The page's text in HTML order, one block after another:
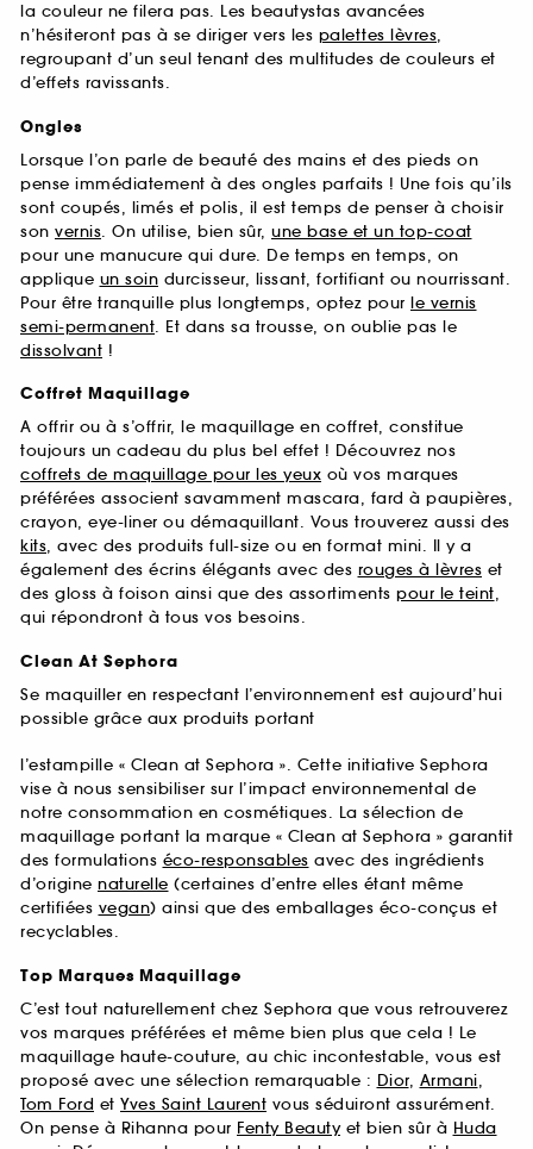
la couleur ne filera pas. Les beautystas avancées
n’hésiteront pas à se diriger vers les palettes lèvres,
regroupant d’un seul tenant des multitudes de couleurs et
d’effets ravissants.
Ongles
Lorsque l’on parle de beauté des mains et des pieds on
pense immédiatement à des ongles parfaits ! Une fois qu’ils
sont coupés, limés et polis, il est temps de penser à choisir
son vernis. On utilise, bien sûr, une base et un top-coat
pour une manucure qui dure. De temps en temps, on
applique un soin durcisseur, lissant, fortifiant ou nourrissant.
Pour être tranquille plus longtemps, optez pour le vernis
semi-permanent. Et dans sa trousse, on oublie pas le
dissolvant !
Coffret Maquillage
A offrir ou à s’offrir, le maquillage en coffret, constitue
toujours un cadeau du plus bel effet ! Découvrez nos
coffrets de maquillage pour les yeux où vos marques
préférées associent savamment mascara, fard à paupières,
crayon, eye-liner ou démaquillant. Vous trouverez aussi des
kits, avec des produits full-size ou en format mini. Il y a
également des écrins élégants avec des rouges à lèvres et
des gloss à foison ainsi que des assortiments pour le teint,
qui répondront à tous vos besoins.
Clean At Sephora
Se maquiller en respectant l’environnement est aujourd’hui
possible grâce aux produits portant
l’estampille « Clean at Sephora ». Cette initiative Sephora
vise à nous sensibiliser sur l’impact environnemental de
notre consommation en cosmétiques. La sélection de
maquillage portant la marque « Clean at Sephora » garantit
des formulations éco-responsables avec des ingrédients
d’origine naturelle (certaines d’entre elles étant même
certifiées vegan) ainsi que des emballages éco-conçus et
recyclables.
Top Marques Maquillage
C’est tout naturellement chez Sephora que vous retrouverez
vos marques préférées et même bien plus que cela ! Le
maquillage haute-couture, au chic incontestable, vous est
proposé avec une sélection remarquable : Dior, Armani,
Tom Ford et Yves Saint Laurent vous séduiront assurément.
On pense à Rihanna pour Fenty Beautyet bien sûr à Huda